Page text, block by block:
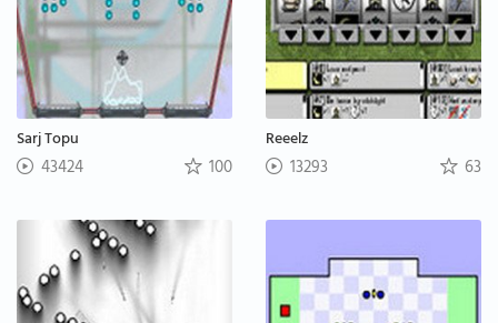
Sarj Topu
43424 100
Reeelz
13293 63